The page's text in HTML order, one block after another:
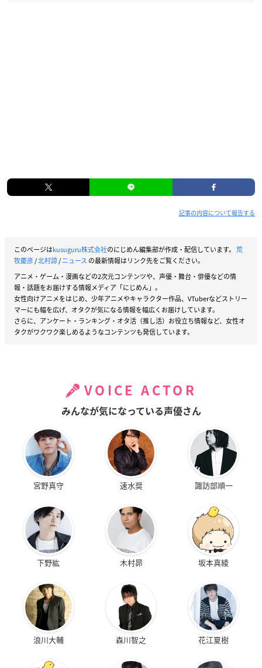
記事の内容について報告する
このページはkusuguru株式会社のにじめん編集部が作成・配信しています。 荒
牧慶彦/北村諒/ニュース の最新情報はリンク先をご覧ください。
アニメ・ゲーム・漫画などの2次元コンテンツや、声優・舞台・俳優などの情
報・話題をお届けする情報メディア「にじめん」。
女性向けアニメをはじめ、少年アニメやキャラクター作品、VTuberなどストリー
マーにも幅を広げ、オタクが気になる情報を幅広くお届けしています。
さらに、アンケート・ランキング・オタ活（推し活）お役立ち情報など、女性オ
タクがワクワク楽しめるようなコンテンツも発信しています。
VOICE ACTOR
みんなが気になっている声優さん
宮野真守 速水奨 諏訪部順一
下野紘 木村昴 坂本真綾
浪川大輔 森川智之 花江夏樹